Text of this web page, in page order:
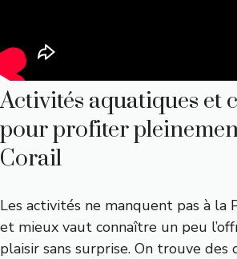
Activités aquatiques et
pour profiter
Corail
Les activités ne manquent pas à la
et mieux vaut connaître un peu
plaisir sans surprise. On trouve des